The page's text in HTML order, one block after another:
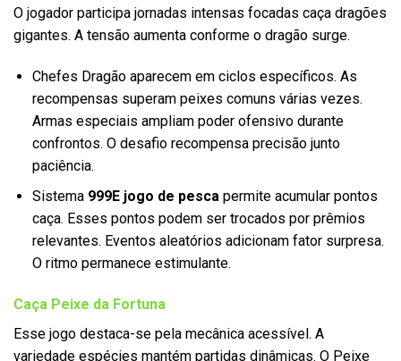
O jogador participa jornadas intensas focadas caça dragões
gigantes. A tensão aumenta conforme o dragão surge.
Chefes Dragão aparecem em ciclos específicos. As
recompensas superam peixes comuns várias vezes.
Armas especiais ampliam poder ofensivo durante
confrontos. O desafio recompensa precisão junto
paciência.
Sistema 999E jogo de pescapermite acumular pontos
caça. Esses pontos podem ser trocados por prêmios
relevantes. Eventos aleatórios adicionam fator surpresa.
O ritmo permanece estimulante.
Caça Peixe da Fortuna
Esse jogo destaca-se pela mecânica acessível. A
variedade espécies mantém partidas dinâmicas. O Peixe